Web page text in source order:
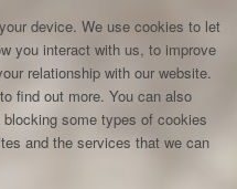
device. We use cookies to let
you interact with us, to improve
relationship with our website.
find out more. You can also
some types of cookies
and the services that we can